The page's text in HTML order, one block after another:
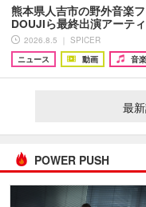
熊本県人吉市の野外音楽
DOUJIら最終出演アー
2026.8.5 ｜ SPICER
ニュース
動画 音楽
最
POWER PUSH